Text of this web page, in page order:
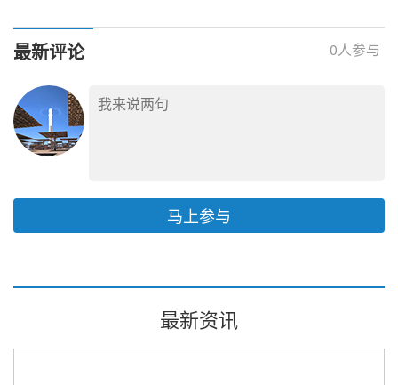
平
次工作会议顺利召开
京顺利召开
（征求意见稿）》公开
最新评论 0人参与
马上参与
最新资讯